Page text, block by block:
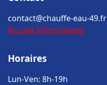
contact@chauffe-eau-49.fr
Accueil Informations
Horaires
Lun-Ven: 8h-19h